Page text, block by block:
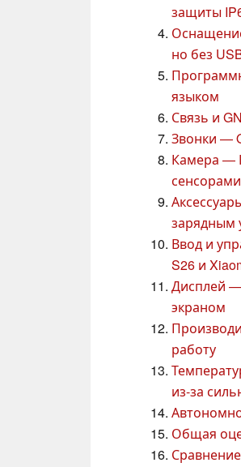
защиты
но без
языком
Связь и
Звонки —
Камера —
сенсорами
зарядным
Ввод и
S26 и
Дисплей
экраном
работу
из-за
Общая